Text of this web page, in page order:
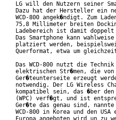
LG will den Nutzern seiner
Dazu hat der Hersteller ein
WCD-800 angek�ndigt. Zum
75,8 Millimeter breiten
Ladebereich ist damit doppelt
Das Smartphone kann
platziert werden,
Querformat, etwa um
Das WCD-800 nutzt die
elektrischen Str�men, die von
Ger�teunterseite erzeugt
notwendig. Der LG Wireless
kompatibel sein, das �ber den
(WPC) verf�gt, und ist
Ger�te das genau sind,
WCD-800 in Korea und den
Europa angeboten wird un